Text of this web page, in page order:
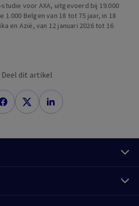
voor AXA, uitgevoerd bij 19.000
Belgen van 18 tot 75 jaar, in 18
en Azië, van 12 januari 2026 tot 16
Deel dit artikel